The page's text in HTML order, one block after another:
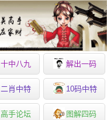
十中八九 解出一码
二肖中特 10码中特
高手论坛 图解四码